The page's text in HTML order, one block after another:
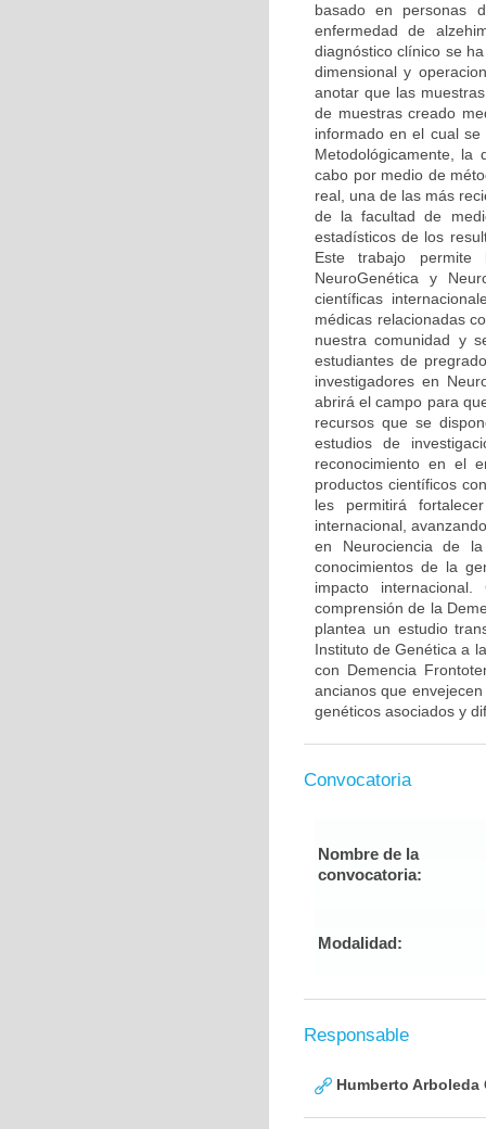
basado en personas
enfermedad de
diagnóstico clínico se
dimensional y
anotar que las
de muestras creado
informado en el cual
Metodológicamente, la
cabo por medio de
real, una de las más
de la facultad de
estadísticos de los
Este trabajo permite
NeuroGenética y
científicas
médicas relacionadas
nuestra comunidad y
estudiantes de
investigadores en
abrirá el campo para
recursos que se
estudios de
reconocimiento en el
productos científicos
les permitirá
internacional,
en Neurociencia de
conocimientos de la
impacto
comprensión de la
plantea un estudio
Instituto de Genética a
con Demencia
ancianos que
genéticos asociados y
Convocatoria
Nombre de la
convocatoria:
Modalidad:
Responsable
Humberto Arboleda